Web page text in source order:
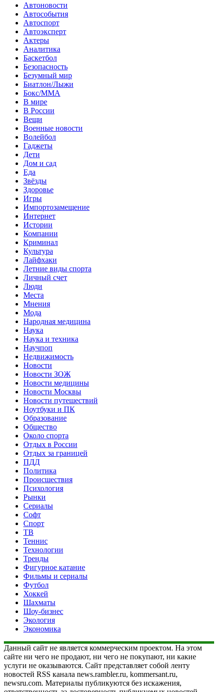
Автоновости
Автособытия
Автоспорт
Автоэксперт
Актеры
Аналитика
Баскетбол
Безопасность
Безумный мир
Биатлон/Лыжи
Бокс/MMA
В мире
В России
Вещи
Военные новости
Волейбол
Гаджеты
Дети
Дом и сад
Еда
Звёзды
Здоровье
Игры
Импортозамещение
Интернет
Истории
Компании
Криминал
Культура
Лайфхаки
Летние виды спорта
Личный счет
Люди
Места
Мнения
Мода
Народная медицина
Наука
Наука и техника
Научпоп
Недвижимость
Новости
Новости ЗОЖ
Новости медицины
Новости Москвы
Новости путешествий
Ноутбуки и ПК
Образование
Общество
Около спорта
Отдых в России
Отдых за границей
ПДД
Политика
Происшествия
Психология
Рынки
Сериалы
Софт
Спорт
ТВ
Теннис
Технологии
Тренды
Фигурное катание
Фильмы и сериалы
Футбол
Хоккей
Шахматы
Шоу-бизнес
Экология
Экономика
Данный сайт не является коммерческим проектом. На этом
сайте ни чего не продают, ни чего не покупают, ни какие
услуги не оказываются. Сайт представляет собой ленту
новостей RSS канала news.rambler.ru, kommersant.ru,
newsru.com. Материалы публикуются без искажения,